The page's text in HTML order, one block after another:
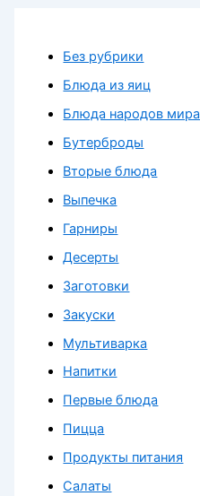
Без рубрики
Блюда из яиц
Блюда народов мира
Бутерброды
Вторые блюда
Выпечка
Гарниры
Десерты
Заготовки
Закуски
Мультиварка
Напитки
Первые блюда
Пицца
Продукты питания
Салаты